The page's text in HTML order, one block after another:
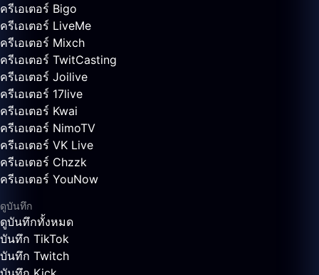
ครีเอเตอร์ Bigo
ครีเอเตอร์ LiveMe
ครีเอเตอร์ Mixch
ครีเอเตอร์ TwitCasting
ครีเอเตอร์ Joilive
ครีเอเตอร์ 17live
ครีเอเตอร์ Kwai
ครีเอเตอร์ NimoTV
ครีเอเตอร์ VK Live
ครีเอเตอร์ Chzzk
ครีเอเตอร์ YouNow
ดูบันทึก
ดูบันทึกทั้งหมด
บันทึก TikTok
บันทึก Twitch